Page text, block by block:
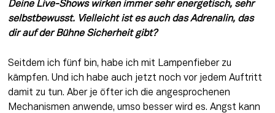
Deine Live-Shows wirken immer sehr energetisch, sehr
selbstbewusst. Vielleicht ist es auch das Adrenalin, das
dir auf der Bühne Sicherheit gibt?
Seitdem ich fünf bin, habe ich mit Lampenfieber zu
kämpfen. Und ich habe auch jetzt noch vor jedem Auftritt
damit zu tun. Aber je öfter ich die angesprochenen
Mechanismen anwende, umso besser wird es. Angst kann